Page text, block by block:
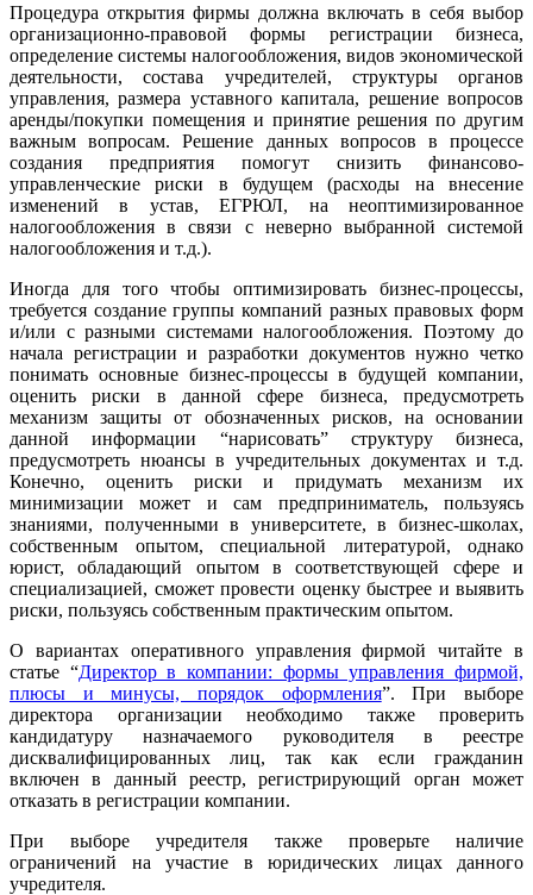
Процедура открытия фирмы должна включать в себя выбор
организационно-правовой формы регистрации бизнеса,
определение системы налогообложения, видов экономической
деятельности, состава учредителей, структуры органов
управления, размера уставного капитала, решение вопросов
аренды/покупки помещения и принятие решения по другим
важным вопросам. Решение данных вопросов в процессе
создания предприятия помогут снизить финансово-
управленческие риски в будущем (расходы на внесение
изменений в устав, ЕГРЮЛ, на неоптимизированное
налогообложения в связи с неверно выбранной системой
налогообложения и т.д.).
Иногда для того чтобы оптимизировать бизнес-процессы,
требуется создание группы компаний разных правовых форм
и/или с разными системами налогообложения. Поэтому до
начала регистрации и разработки документов нужно четко
понимать основные бизнес-процессы в будущей компании,
оценить риски в данной сфере бизнеса, предусмотреть
механизм защиты от обозначенных рисков, на основании
данной информации “нарисовать” структуру бизнеса,
предусмотреть нюансы в учредительных документах и т.д.
Конечно, оценить риски и придумать механизм их
минимизации может и сам предприниматель, пользуясь
знаниями, полученными в университете, в бизнес-школах,
собственным опытом, специальной литературой, однако
юрист, обладающий опытом в соответствующей сфере и
специализацией, сможет провести оценку быстрее и выявить
риски, пользуясь собственным практическим опытом.
О вариантах оперативного управления фирмой читайте в
статье “Директор в компании: формы управления фирмой,
плюсы и минусы, порядок оформления”. При выборе
директора организации необходимо также проверить
кандидатуру назначаемого руководителя в реестре
дисквалифицированных лиц, так как если гражданин
включен в данный реестр, регистрирующий орган может
отказать в регистрации компании.
При выборе учредителя также проверьте наличие
ограничений на участие в юридических лицах данного
учредителя.